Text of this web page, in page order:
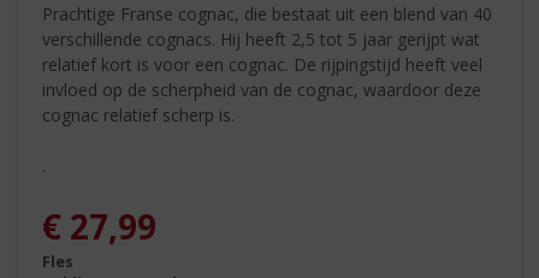
Prachtige Franse cognac, die bestaat uit een blend van 40
verschillende cognacs. Hij heeft 2,5 tot 5 jaar gerijpt wat
relatief kort is voor een cognac. De rijpingstijd heeft veel
invloed op de scherpheid van de cognac, waardoor deze
cognac relatief scherp is.
.
€ 27,99
Fles